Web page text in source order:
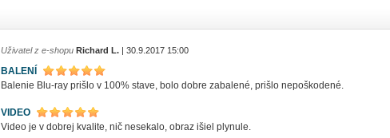
Uživatel z e-shopu Richard L. | 30.9.2017 15:00
BALENÍ
Balenie Blu-ray prišlo v 100% stave, bolo dobre zabalené, prišlo nepoškodené.
VIDEO
Video je v dobrej kvalite, nič nesekalo, obraz išiel plynule.